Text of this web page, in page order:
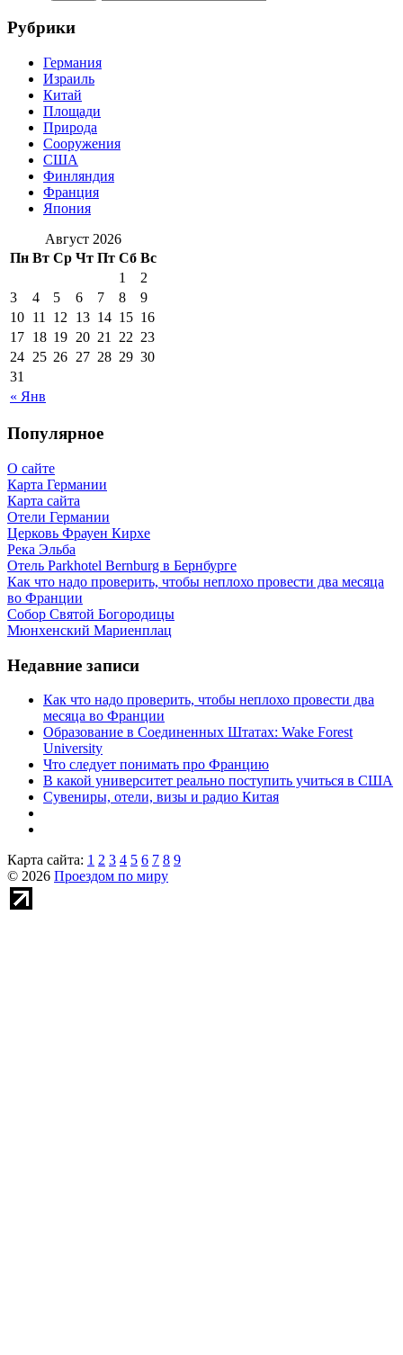
Рубрики
Германия
Израиль
Китай
Площади
Природа
Сооружения
США
Финляндия
Франция
Япония
Август 2026
Пн Вт Ср Чт Пт Сб Вс
« Янв
1
2
3
4 5 6 7 8
9
10 11 12 13 14 15 16
17 18 19 20 21 22 23
24 25 26 27 28 29 30
31
Популярное
О сайте
Карта Германии
Карта сайта
Отели Германии
Церковь Фрауен Кирхе
Река Эльба
Отель Parkhotel Bernburg в Бернбурге
Как что надо проверить, чтобы неплохо провести два месяца
во Франции
Собор Святой Богородицы
Мюнхенский Мариенплац
Недавние записи
Как что надо проверить, чтобы неплохо провести два
месяца во Франции
Образование в Соединенных Штатах: Wake Forest
University
Что следует понимать про Францию
В какой университет реально поступить учиться в США
Сувениры, отели, визы и радио Китая
Карта сайта: 1 2 3 4 5 6 7 8 9
© 2026 Проездом по миру